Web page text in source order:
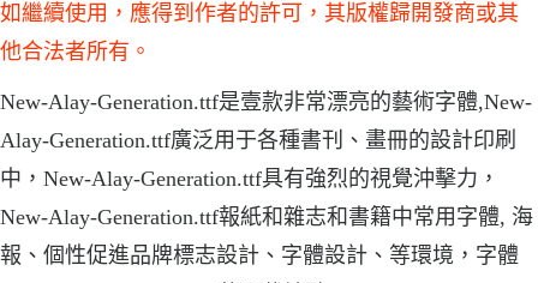
如繼續使用，應得到作者的許可，其版權歸開發商或其
他合法者所有。
New-Alay-Generation.ttf是壹款非常漂亮的藝術字體,New-
Alay-Generation.ttf廣泛用于各種書刊、畫冊的設計印刷
中，New-Alay-Generation.ttf具有強烈的視覺沖擊力，
New-Alay-Generation.ttf報紙和雜志和書籍中常用字體, 海
報、個性促進品牌標志設計、字體設計、等環境，字體